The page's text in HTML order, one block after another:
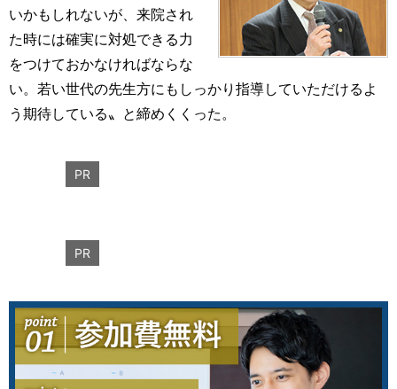
いかもしれないが、来院され
た時には確実に対処できる力
をつけておかなければならな
い。若い世代の先生方にもしっかり指導していただけるよ
う期待している〟と締めくくった。
PR
PR